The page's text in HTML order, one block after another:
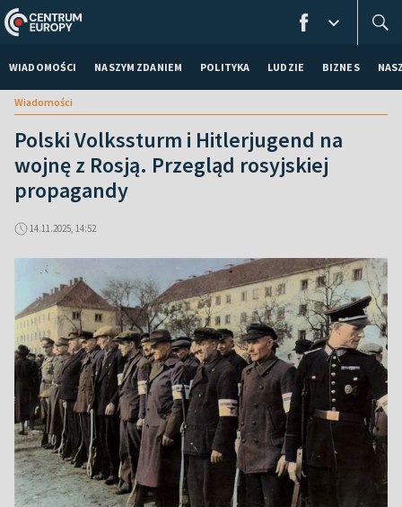
WIADOMOŚCI NASZYM ZDANIEM POLITYKA LUDZIE BIZNES
Wiadomości
Polski Volkssturm i Hitlerjugend na
wojnę z Rosją. Przegląd rosyjskiej
propagandy
14.11.2025, 14:52